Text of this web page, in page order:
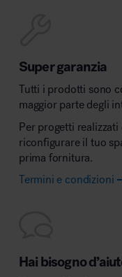
Super garanzia
Tutti i prodotti sono
maggior parte degli
Per progetti
riconfigurare il tuo
prima fornitura.
Termini e condizioni
Hai bisogno